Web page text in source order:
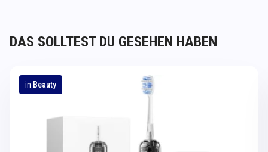
DAS SOLLTEST DU GESEHEN HABEN
in Beauty